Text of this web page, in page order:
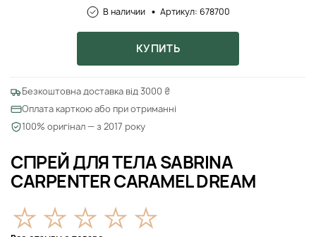
СПРЕЙ ДЛЯ ТЕЛА SABRINA
CARPENTER CARAMEL DREAM
В наличии Артикул: 678700
КУПИТЬ
Безкоштовна доставка від 3000 ₴
Оплата карткою або при отриманні
100% оригінал — з 2017 року